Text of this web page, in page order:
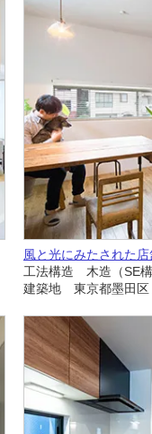
風と光にみたされた
工法構造 木造（SE
建築地 東京都墨田区